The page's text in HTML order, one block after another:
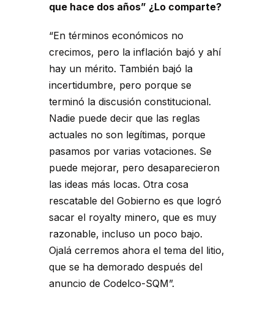
que hace dos años” ¿Lo comparte?
“En términos económicos no
crecimos, pero la inflación bajó y ahí
hay un mérito. También bajó la
incertidumbre, pero porque se
terminó la discusión constitucional.
Nadie puede decir que las reglas
actuales no son legítimas, porque
pasamos por varias votaciones. Se
puede mejorar, pero desaparecieron
las ideas más locas. Otra cosa
rescatable del Gobierno es que logró
sacar el royalty minero, que es muy
razonable, incluso un poco bajo.
Ojalá cerremos ahora el tema del litio,
que se ha demorado después del
anuncio de Codelco-SQM”.